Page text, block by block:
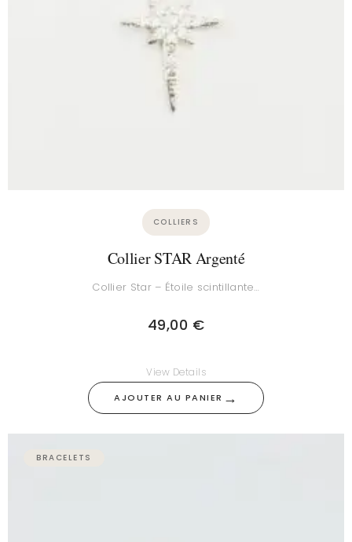
COLLIERS
Collier STAR Argenté
Collier Star – Étoile scintillante…
49,00 €
AJOUTER AU PANIER →
View Details
BRACELETS